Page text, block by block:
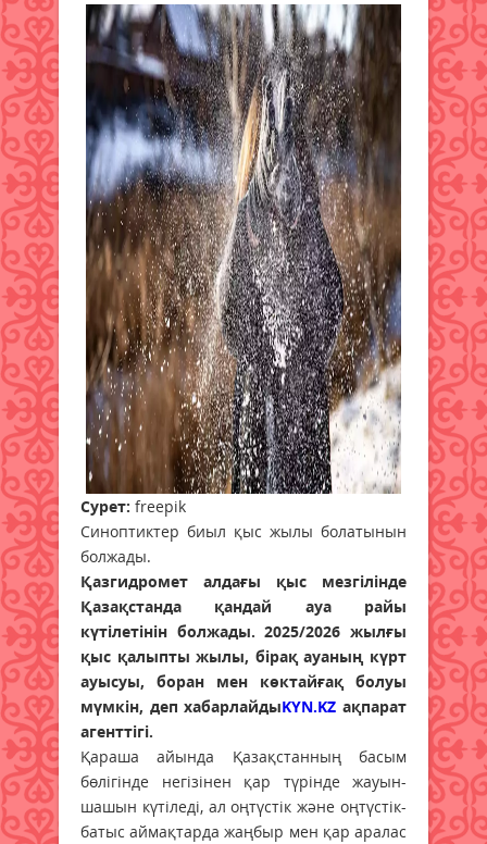
Сурет: freepik
Синоптиктер биыл қыс жылы болатынын
болжады.
Қазгидромет алдағы қыс мезгілінде
Қазақстанда қандай ауа райы
күтілетінін болжады. 2025/2026 жылғы
қыс қалыпты жылы, бірақ ауаның күрт
ауысуы, боран мен көктайғақ болуы
мүмкін, деп хабарлайдыKYN.KZақпарат
агенттігі.
Қараша айында Қазақстанның басым
бөлігінде негізінен қар түрінде жауын-
шашын күтіледі, ал оңтүстік және оңтүстік-
батыс аймақтарда жаңбыр мен қар аралас